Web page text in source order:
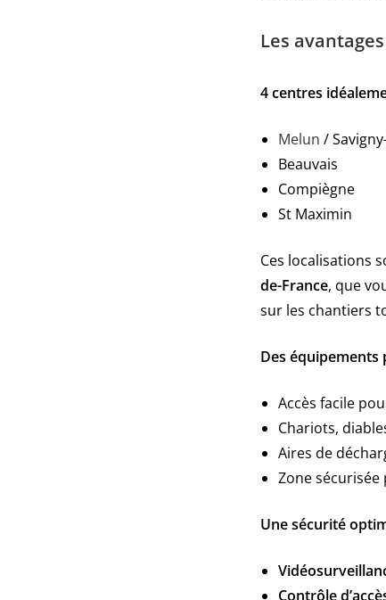
Les
4 centres
Melun /
Beauvais
Compiègne
St Maximin
Ces localisations
de-France, que
sur les chantiers
Des équipements
Accès facile
Chariots,
Aires de
Zone
Une sécurité
Contrôle